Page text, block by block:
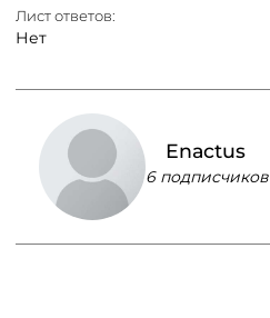
Лист ответов:
Нет
⠀ Enactus
6 подписчиков